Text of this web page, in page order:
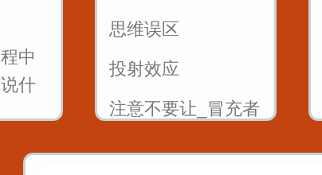
别人夸你_如何巧妙
回答_而不是阿谀奉
承
中
什
幽
思维误区
投射效应
注意不要让_冒充者